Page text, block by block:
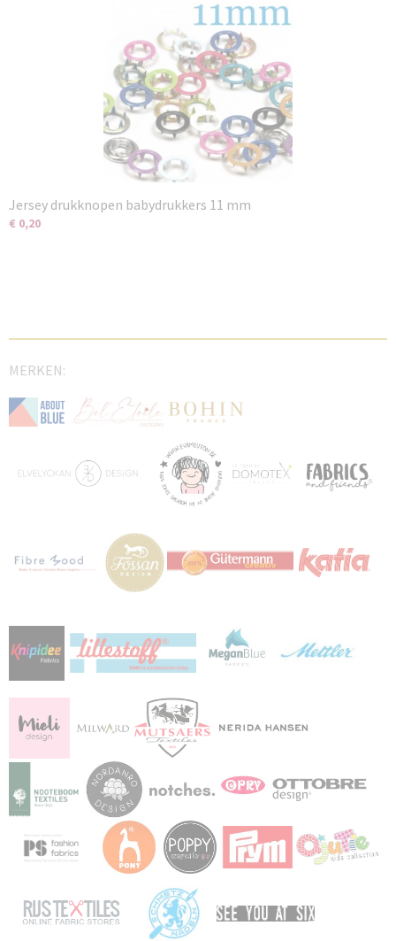
Jersey drukknopen babydrukkers 11 mm
€ 0,20
MERKEN: